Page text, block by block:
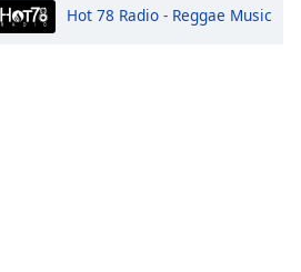
Hot 78 Radio - Reggae Music